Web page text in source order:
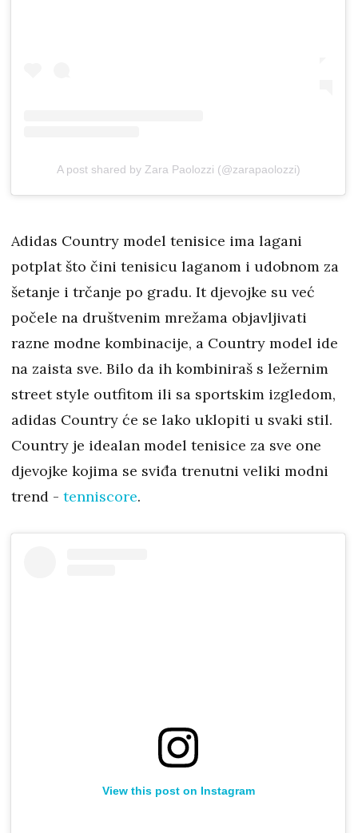
A post shared by Zara Paolozzi (@zarapaolozzi)
Adidas Country model tenisice ima lagani
potplat što čini tenisicu laganom i udobnom za
šetanje i trčanje po gradu. It djevojke su već
počele na društvenim mrežama objavljivati
razne modne kombinacije, a Country model ide
na zaista sve. Bilo da ih kombiniraš s ležernim
street style outfitom ili sa sportskim izgledom,
adidas Country će se lako uklopiti u svaki stil.
Country je idealan model tenisice za sve one
djevojke kojima se sviđa trenutni veliki modni
trend - tenniscore.
View this post on Instagram